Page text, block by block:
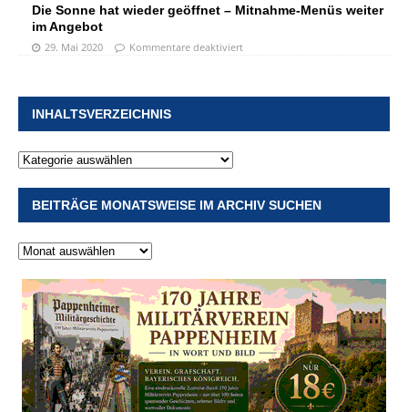
Die Sonne hat wieder geöffnet – Mitnahme-Menüs weiter
im Angebot
29. Mai 2020 Kommentare deaktiviert
INHALTSVERZEICHNIS
BEITRÄGE MONATSWEISE IM ARCHIV SUCHEN